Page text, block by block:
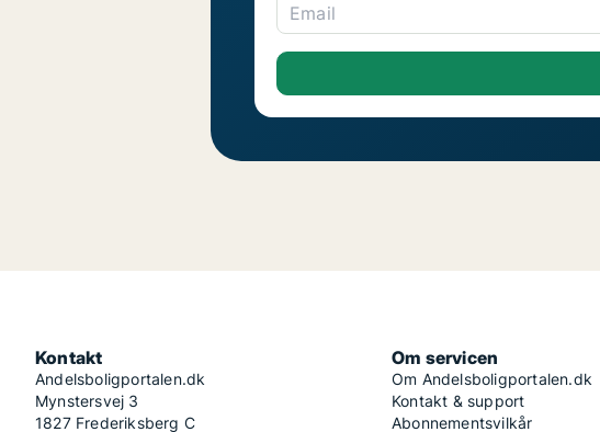
Email
Kontakt
Andelsboligportalen.dk
Mynstersvej 3
1827 Frederiksberg C
Om servicen
Om Andelsboligportalen.dk
Kontakt & support
Abonnementsvilkår